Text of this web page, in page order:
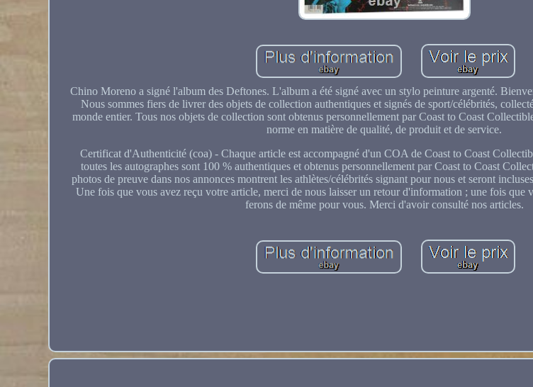
Chino Moreno a signé l'album des Deftones. L'album a été signé avec un stylo peinture argenté.
Nous sommes fiers de livrer des objets de collection authentiques et signés de sport/célébrités,
monde entier. Tous nos objets de collection sont obtenus personnellement par Coast to Coast
norme en matière de qualité, de produit et de service.
Certificat d'Authenticité (coa) - Chaque article est accompagné d'un COA de Coast to Coast
toutes les autographes sont 100 % authentiques et obtenus personnellement par Coast to Coast
photos de preuve dans nos annonces montrent les athlètes/célébrités signant pour nous et seront
Une fois que vous avez reçu votre article, merci de nous laisser un retour d'information ; une fois que
ferons de même pour vous. Merci d'avoir consulté nos articles.